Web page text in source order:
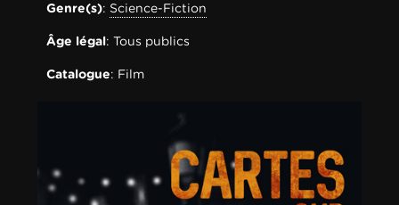
Genre(s): Science-Fiction
Âge légal: Tous publics
Catalogue: Film